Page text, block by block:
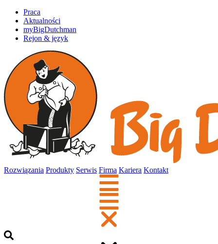
Praca
Aktualności
myBigDutchman
Rejon & język
Rozwiązania Produkty Serwis Firma Kariera Kontakt